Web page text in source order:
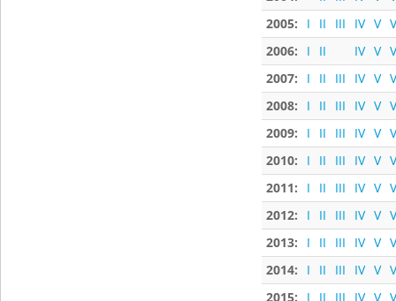
2005:
I II III IV V
2006:
I II IV V
2007:
I II III IV V
2008:
I II III IV V
2009:
I II III IV V
2010:
I II III IV V
2011:
I II III IV V
2012:
I II III IV V
2013:
I II III IV V
2014:
I II III IV V
2015:
I II III IV V